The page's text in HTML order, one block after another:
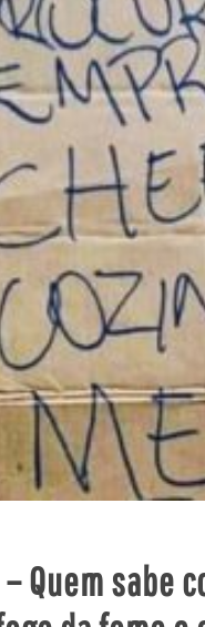
Quem sabe